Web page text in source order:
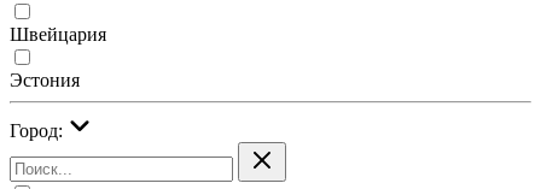
Швейцария
Эстония
Город: